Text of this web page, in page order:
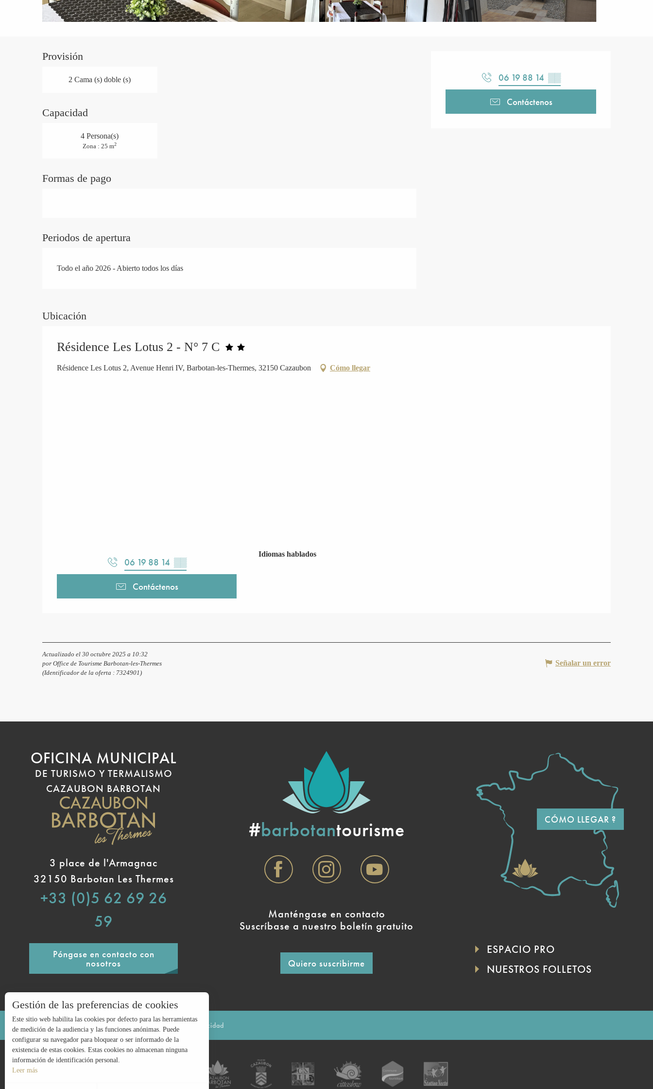
06 19 88 14 ▒▒
Contáctenos
Provisión
2 Cama (s) doble (s)
Capacidad
4 Persona(s)
Zona : 25 m2
Formas de pago
Periodos de apertura
Todo el año 2026 - Abierto todos los días
Ubicación
Résidence Les Lotus 2 - N° 7 C
Résidence Les Lotus 2, Avenue Henri IV, Barbotan-les-Thermes, 32150 Cazaubon Cómo llegar
06 19 88 14 ▒▒
Contáctenos
Idiomas hablados
Idiomas hablados
Actualizado el 30 octubre 2025 a 10:32
por Office de Tourisme Barbotan-les-Thermes
(Identificador de la oferta : 7324901 )
Señalar un error
OFICINA MUNICIPAL
DE TURISMO Y TERMALISMO
CAZAUBON BARBOTAN
3 place de l'Armagnac
32150 Barbotan Les Thermes
+33 (0)5 62 69 26
59
Póngase en contacto con
nosotros
#barbotantourisme
Manténgase en contacto
Suscríbase a nuestro boletín gratuito
Quiero suscribirme
CÓMO LLEGAR ?
ESPACIO PRO
NUESTROS FOLLETOS
Avisos legales Mapa del sitio Política de privacidad
Gestión de las preferencias de cookies
Este sitio web habilita las cookies por defecto para las herramientas
de medición de la audiencia y las funciones anónimas. Puede
configurar su navegador para bloquear o ser informado de la
existencia de estas cookies. Estas cookies no almacenan ninguna
información de identificación personal.
Leer más